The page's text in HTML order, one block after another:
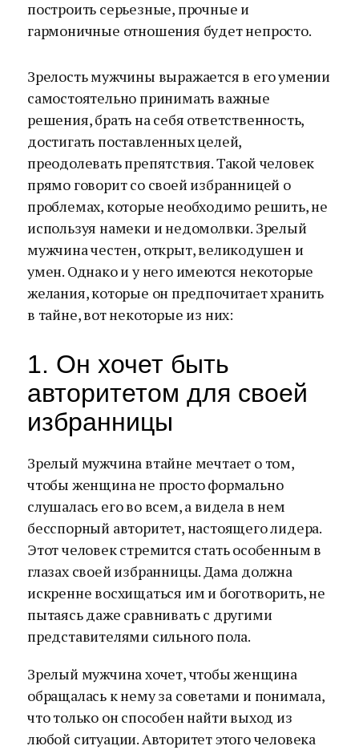
построить серьезные, прочные и
гармоничные отношения будет непросто.
Зрелость мужчины выражается в его умении
самостоятельно принимать важные
решения, брать на себя ответственность,
достигать поставленных целей,
преодолевать препятствия. Такой человек
прямо говорит со своей избранницей о
проблемах, которые необходимо решить, не
используя намеки и недомолвки. Зрелый
мужчина честен, открыт, великодушен и
умен. Однако и у него имеются некоторые
желания, которые он предпочитает хранить
в тайне, вот некоторые из них:
1. Он хочет быть
авторитетом для своей
избранницы
Зрелый мужчина втайне мечтает о том,
чтобы женщина не просто формально
слушалась его во всем, а видела в нем
бесспорный авторитет, настоящего лидера.
Этот человек стремится стать особенным в
глазах своей избранницы. Дама должна
искренне восхищаться им и боготворить, не
пытаясь даже сравнивать с другими
представителями сильного пола.
Зрелый мужчина хочет, чтобы женщина
обращалась к нему за советами и понимала,
что только он способен найти выход из
любой ситуации. Авторитет этого человека